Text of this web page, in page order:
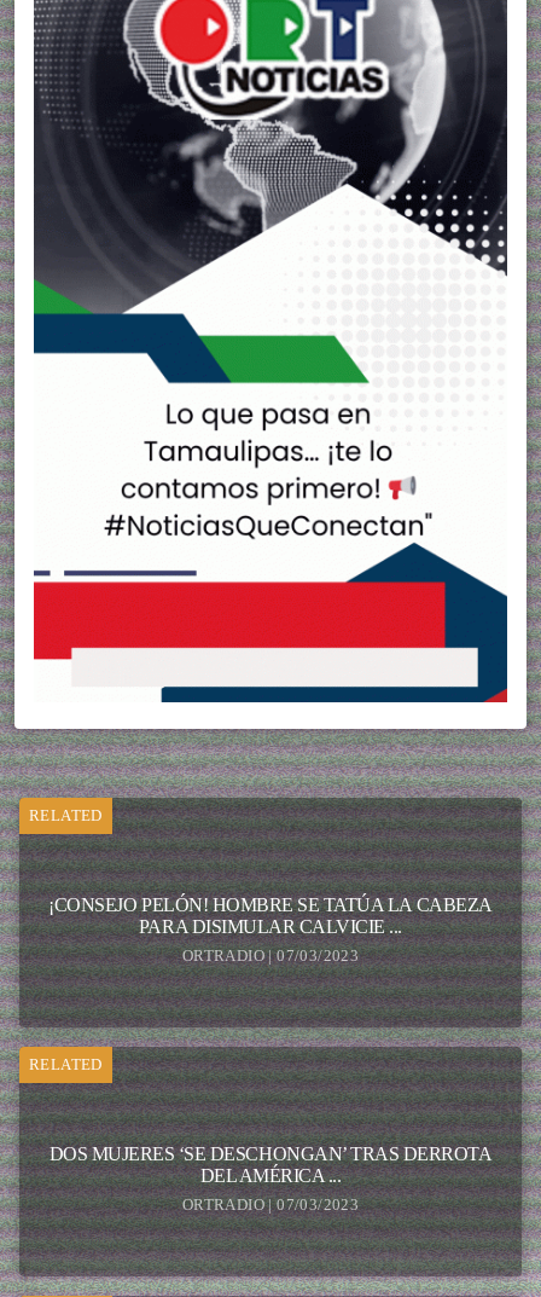
RELATED
¡CONSEJO PELÓN! HOMBRE SE TATÚA LA CABEZA
PARA DISIMULAR CALVICIE ...
ORTRADIO | 07/03/2023
RELATED
DOS MUJERES ‘SE DESCHONGAN’ TRAS DERROTA
DEL AMÉRICA ...
ORTRADIO | 07/03/2023